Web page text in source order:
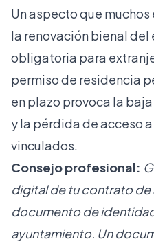
Un aspecto que
la renovación bienal
obligatoria para
permiso de residencia
en plazo provoca la
y la pérdida de acceso
vinculados.
Consejo profesional:
digital de tu contrato de
documento de
ayuntamiento. Un